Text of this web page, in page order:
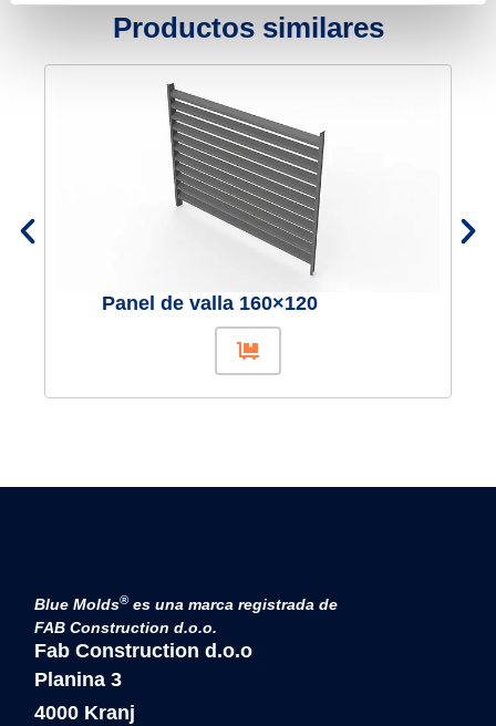
Productos similares
Panel de valla 160×120
Blue Molds® es una marca registrada de
FAB Construction d.o.o.
Fab Construction d.o.o
Planina 3
4000 Kranj